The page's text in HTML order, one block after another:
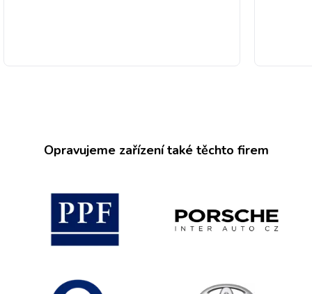
Opravujeme zařízení také těchto firem